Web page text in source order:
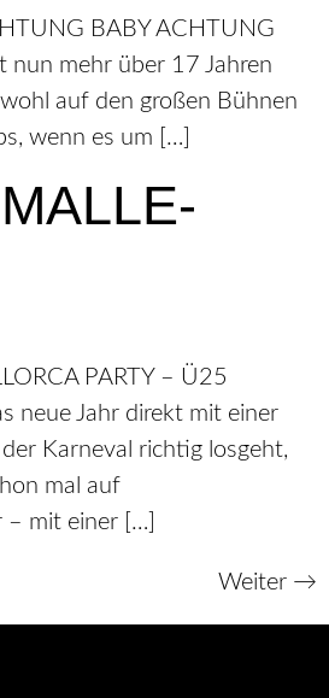
BABY ACHTUNG
nun mehr über 17 Jahren
auf den großen Bühnen
wenn es um […]
PARTY – Ü25
neue Jahr direkt mit einer
Karneval richtig losgeht,
mal auf
– mit einer […]
Weiter →